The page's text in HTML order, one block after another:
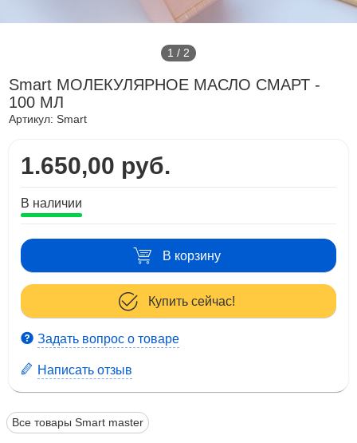
1 / 2
Smart МОЛЕКУЛЯРНОЕ МАСЛО СМАРТ -
100 МЛ
Артикул:Smart
1.650,00 руб.
В наличии
В корзину
Купить сейчас!
Задать вопрос о товаре
Написать отзыв
Все товары Smart master